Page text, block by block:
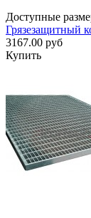
Доступные
Грязезащитный
3167.00 руб
Купить